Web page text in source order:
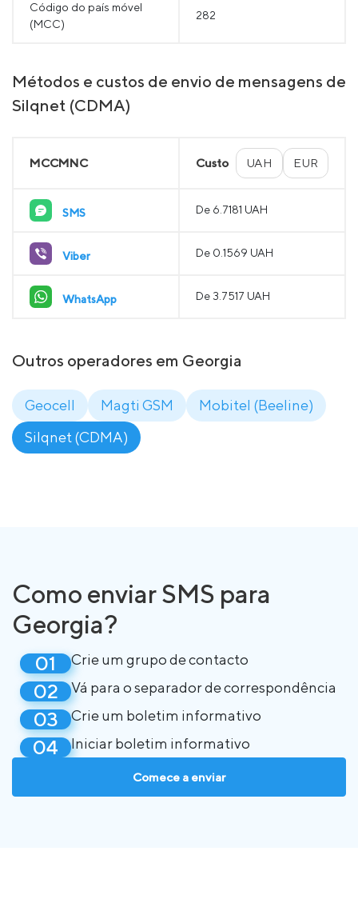
Código do país móvel
(MCC)
282
Métodos e custos de envio de mensagens de
Silqnet (CDMA)
MCCMNC Custo UAH EUR
SMS De 6.7181 UAH
Viber De 0.1569 UAH
WhatsApp De 3.7517 UAH
Outros operadores em Georgia
Geocell Magti GSM
Mobitel (Beeline)
Silqnet (CDMA)
Como enviar SMS para
Georgia?
Crie um grupo de contacto
Vá para o separador de correspondência
Crie um boletim informativo
Iniciar boletim informativo
Comece a enviar